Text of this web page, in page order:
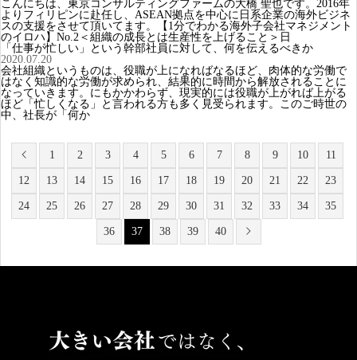
こんにちは、東京コンサルティングファームの大橋 聖也です。​2016年
よりフィリピンに赴任し、ASEAN拠点を中心に日系企業の海外ビジネ
スの支援をさせて頂いてます。【1分でわかる海外子会社マネジメント
のイロハ】No.2＜組織の成長とは生産性を上げること＞日
「仕事が忙しい」という幹部社員に対して、何を伝えるべきか
2020.07.20
会社組織というものは、役職が上になればなるほど、肉体的な労働で
はなく知識的な労働が求められ、結果的に時間から解放されることに
なっていきます。にもかかわらず、現実的には役職が上がれば上がる
ほど「忙しくなる」と言われる方も多く見受られます。このご時世の
中、社長が「何か
1 2 3 4 5 6 7 8 9 10 11
12 13 14 15 16 17 18 19 20 21 22 23
24 25 26 27 28 29 30 31 32 33 34 35
36 37 38 39 40